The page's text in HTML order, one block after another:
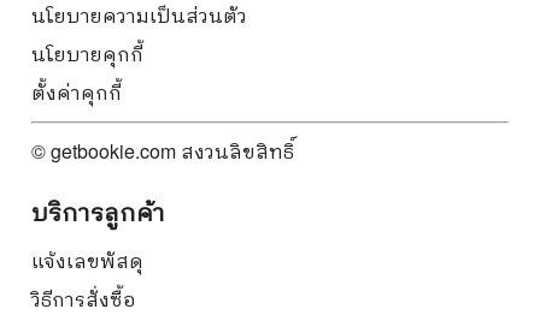
นโยบายความเป็นส่วนตัว
นโยบายคุกกี้
ตั้งค่าคุกกี้
© getbookie.com สงวนลิขสิทธิ์
บริการลูกค้า
แจ้งเลขพัสดุ
วิธีการสั่งซื้อ